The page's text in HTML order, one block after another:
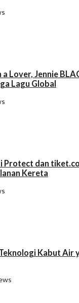
a Lover, Jennie
Lagu Global
Protect dan
Kereta
Kabut Air